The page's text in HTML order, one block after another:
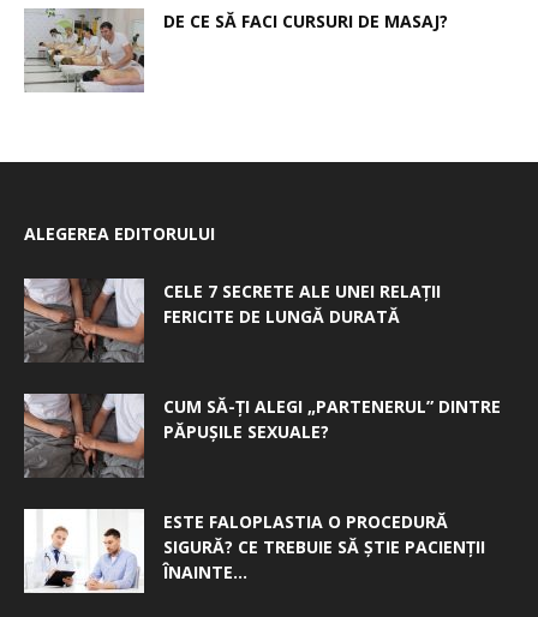
DE CE SĂ FACI CURSURI DE MASAJ?
ALEGEREA EDITORULUI
CELE 7 SECRETE ALE UNEI RELAȚII
FERICITE DE LUNGĂ DURATĂ
CUM SĂ-ȚI ALEGI „PARTENERUL” DINTRE
PĂPUȘILE SEXUALE?
ESTE FALOPLASTIA O PROCEDURĂ
SIGURĂ? CE TREBUIE SĂ ȘTIE PACIENȚII
ÎNAINTE...